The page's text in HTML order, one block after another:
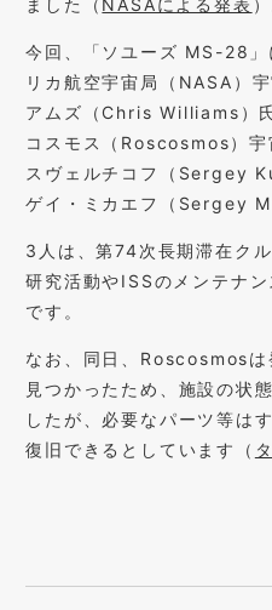
ました（ NASAによる発表 ）
今回、「ソユーズ MS-28」
リカ航空宇宙局（NASA）
アムズ（Chris Williams）
コスモス（Roscosmos）
スヴェルチコフ（Sergey
ゲイ・ミカエフ（Sergey
3人は、第74次長期滞在ク
研究活動やISSのメンテナ
です。
なお、同日、Roscosmosは
見つかったため、施設の状
したが、必要なパーツ等は
復旧できるとしています（